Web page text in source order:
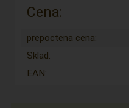
Cena:
prepoctena cena:
Sklad:
EAN: